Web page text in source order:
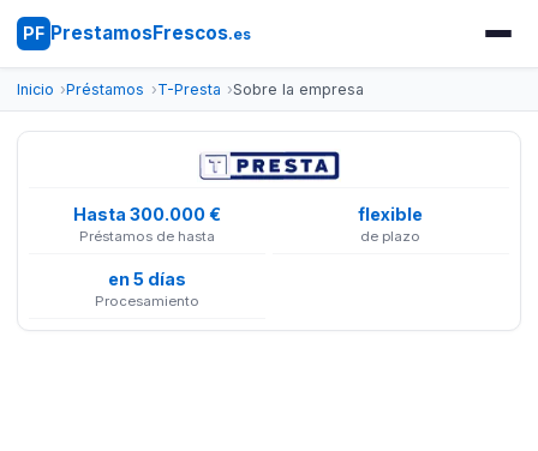
PF PrestamosFrescos.es
Inicio Préstamos T-Presta Sobre la empresa
Hasta 300.000 €
Préstamos de hasta
flexible
de plazo
en 5 días
Procesamiento